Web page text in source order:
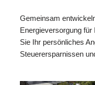
Gemeinsam
Energieversorgung
Sie Ihr persönliches
Steuerersparnissen